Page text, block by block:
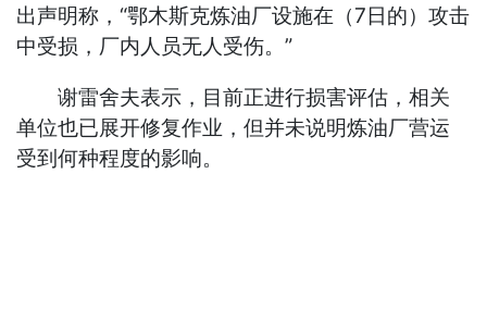
出声明称，“鄂木斯克炼油厂设施在（7日的）攻击
中受损，厂内人员无人受伤。”
谢雷舍夫表示，目前正进行损害评估，相关
单位也已展开修复作业，但并未说明炼油厂营运
受到何种程度的影响。